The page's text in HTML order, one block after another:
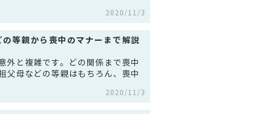
2020/11/3
等親から喪中のマナーまで解説
外と複雑です。どの関係まで喪中
父母などの等親はもちろん、喪中
2020/11/3